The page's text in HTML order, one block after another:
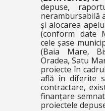
depuse,
nerambursabilă
și alocarea
(conform date
cele șase
(Baia Mare,
Oradea, Satu
proiecte în
află în diferite
contractare,
finanțare
proiectele